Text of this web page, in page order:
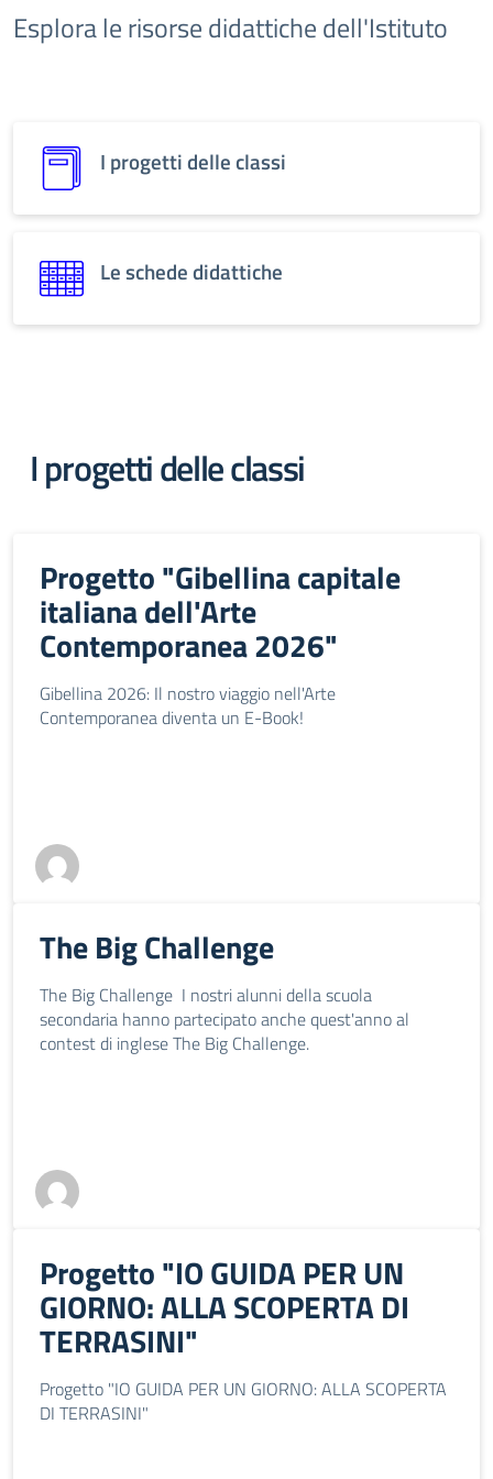
Esplora le risorse didattiche dell'Istituto
I progetti delle classi
Le schede didattiche
I progetti delle classi
Progetto "Gibellina capitale
italiana dell'Arte
Contemporanea 2026"
Gibellina 2026: Il nostro viaggio nell'Arte
Contemporanea diventa un E-Book!
The Big Challenge
The Big Challenge I nostri alunni della scuola
secondaria hanno partecipato anche quest'anno al
contest di inglese The Big Challenge.
Progetto "IO GUIDA PER UN
GIORNO: ALLA SCOPERTA DI
TERRASINI"
Progetto "IO GUIDA PER UN GIORNO: ALLA SCOPERTA
DI TERRASINI"